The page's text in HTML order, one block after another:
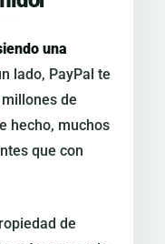
una
lado, PayPal te
de
hecho, muchos
que con
de